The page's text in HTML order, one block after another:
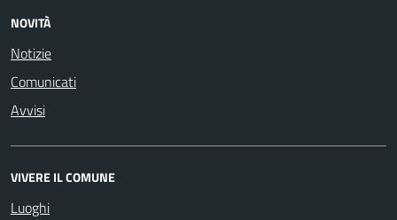
NOVITÀ
Notizie
Comunicati
Avvisi
VIVERE IL COMUNE
Luoghi